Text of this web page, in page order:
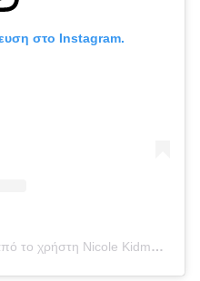
στο Instagram.
Η δημοσίευση κοινοποιήθηκε από το χρήστη Nicole Kidman (@nicolekidman)